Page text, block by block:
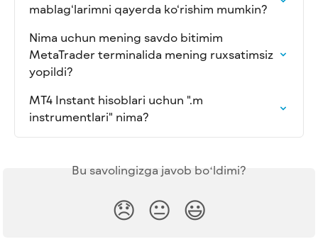
mablag‘larimni qayerda ko‘rishim mumkin?
Nima uchun mening savdo bitimim
MetaTrader terminalida mening ruxsatimsiz
yopildi?
MT4 Instant hisoblari uchun ".m
instrumentlari" nima?
Bu savolingizga javob boʻldimi?
😞 😐 😃